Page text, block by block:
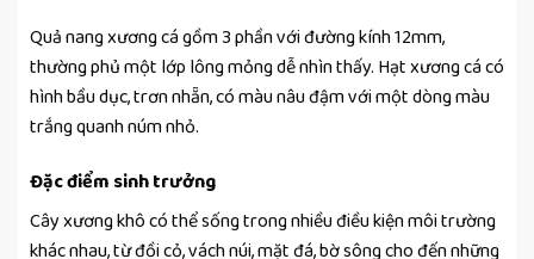
Quả nang xương cá gồm 3 phần với đường kính 12mm,
thường phủ một lớp lông mỏng dễ nhìn thấy. Hạt xương cá có
hình bầu dục, trơn nhẵn, có màu nâu đậm với một dòng màu
trắng quanh núm nhỏ.
Đặc điểm sinh trưởng
Cây xương khô có thể sống trong nhiều điều kiện môi trường
khác nhau, từ đồi cỏ, vách núi, mặt đá, bờ sông cho đến những